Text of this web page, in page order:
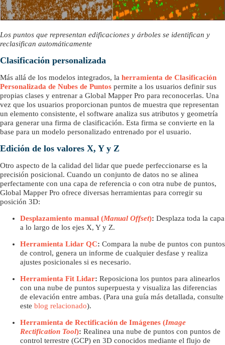
Los puntos que representan edificaciones y árboles se identifican y
reclasifican automáticamente
Clasificación personalizada
Más allá de los modelos integrados, la herramienta de Clasificación
Personalizada de Nubes de Puntos permite a los usuarios definir sus
propias clases y entrenar a Global Mapper Pro para reconocerlas. Una
vez que los usuarios proporcionan puntos de muestra que representan
un elemento consistente, el software analiza sus atributos y geometría
para generar una firma de clasificación. Esta firma se convierte en la
base para un modelo personalizado entrenado por el usuario.
Edición de los valores X, Y y Z
Otro aspecto de la calidad del lidar que puede perfeccionarse es la
precisión posicional. Cuando un conjunto de datos no se alinea
perfectamente con una capa de referencia o con otra nube de puntos,
Global Mapper Pro ofrece diversas herramientas para corregir su
posición 3D:
Desplazamiento manual (Manual Offset): Desplaza toda la capa
a lo largo de los ejes X, Y y Z.
Herramienta Lidar QC: Compara la nube de puntos con puntos
de control, genera un informe de cualquier desfase y realiza
ajustes posicionales si es necesario.
Herramienta Fit Lidar: Reposiciona los puntos para alinearlos
con una nube de puntos superpuesta y visualiza las diferencias
de elevación entre ambas. (Para una guía más detallada, consulte
este blog relacionado).
Herramienta de Rectificación de Imágenes (Image
Rectification Tool): Realinea una nube de puntos con puntos de
control terrestre (GCP) en 3D conocidos mediante el flujo de